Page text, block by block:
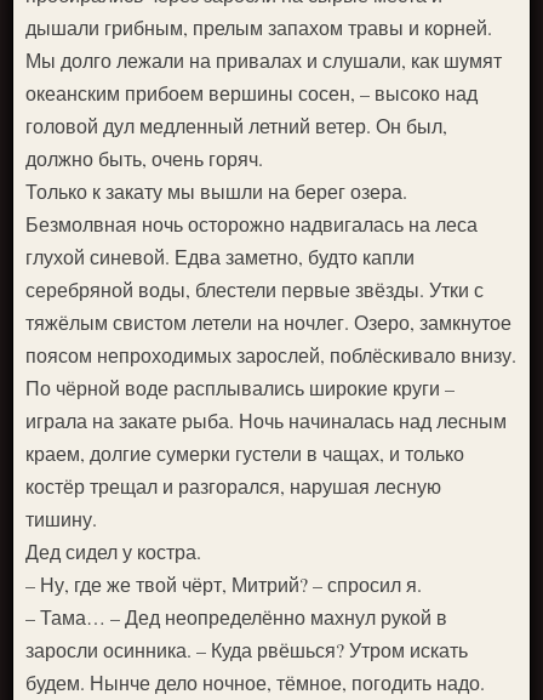
дышали грибным, прелым запахом травы и корней.
Мы долго лежали на привалах и слушали, как шумят
океанским прибоем вершины сосен, – высоко над
головой дул медленный летний ветер. Он был,
должно быть, очень горяч.
Только к закату мы вышли на берег озера.
Безмолвная ночь осторожно надвигалась на леса
глухой синевой. Едва заметно, будто капли
серебряной воды, блестели первые звёзды. Утки с
тяжёлым свистом летели на ночлег. Озеро, замкнутое
поясом непроходимых зарослей, поблёскивало внизу.
По чёрной воде расплывались широкие круги –
играла на закате рыба. Ночь начиналась над лесным
краем, долгие сумерки густели в чащах, и только
костёр трещал и разгорался, нарушая лесную
тишину.
Дед сидел у костра.
– Ну, где же твой чёрт, Митрий? – спросил я.
– Тама… – Дед неопределённо махнул рукой в
заросли осинника. – Куда рвёшься? Утром искать
будем. Нынче дело ночное, тёмное, погодить надо.